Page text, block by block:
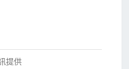
提供